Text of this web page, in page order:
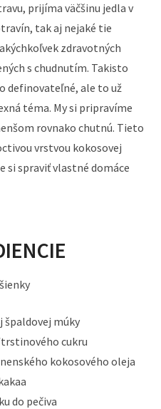
prijíma väčšinu jedla v
tak aj nejaké tie
zdravotných
s chudnutím. Takisto
definovateľné, ale to už
téma. My si pripravíme
rovnako chutnú. Tieto
vrstvou kokosovej
si spraviť vlastné domáce
špaldovej múky
cukru
kokosového oleja
do pečiva